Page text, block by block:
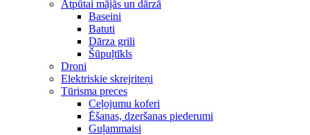
Atpūtai mājās un dārzā
Baseini
Batuti
Dārza grili
Šūpuļtīkls
Droni
Elektriskie skrejriteņi
Tūrisma preces
Ceļojumu koferi
Ēšanas, dzeršanas piederumi
Guļammaisi